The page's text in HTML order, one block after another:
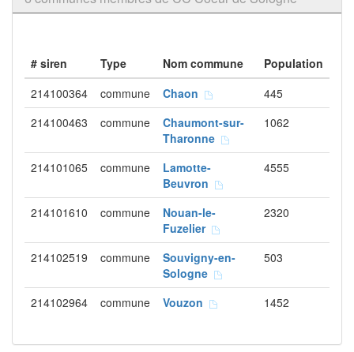
# siren Type Nom commune
Population
214100364
commune Chaon
445
214100463
commune
Chaumont-sur-
Tharonne
1062
214101065 commune
Lamotte-
Beuvron
4555
214101610 commune
Nouan-le-
Fuzelier
2320
214102519 commune
Souvigny-en-
Sologne
503
214102964 commune Vouzon 1452